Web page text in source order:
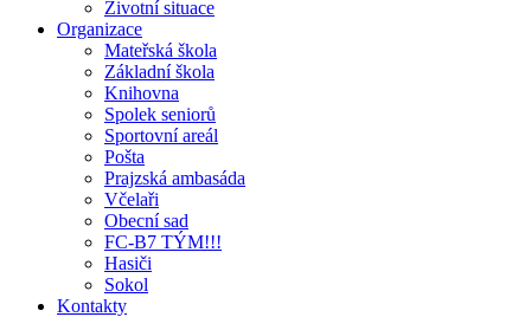
Životní situace
Organizace
Mateřská škola
Základní škola
Knihovna
Spolek seniorů
Sportovní areál
Pošta
Prajzská ambasáda
Včelaři
Obecní sad
FC-B7 TÝM!!!
Hasiči
Sokol
Kontakty